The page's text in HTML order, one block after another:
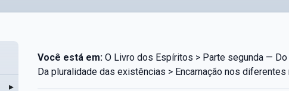
▸
Você está em:O Livro dos Espíritos > Parte segunda —
Da pluralidade das existências > Encarnação nos diferentes